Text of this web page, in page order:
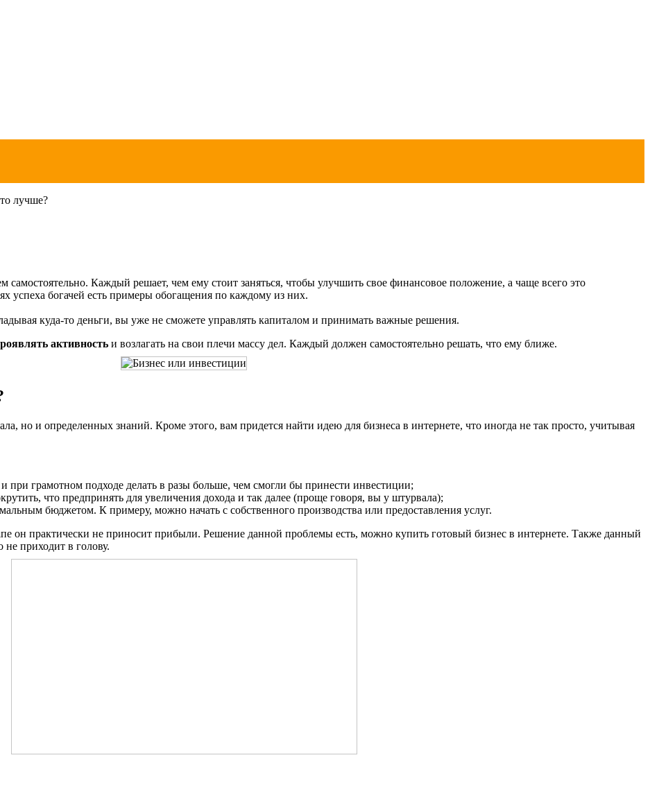
лучше?
Каждый решает, чем ему стоит заняться, чтобы улучшить свое финансовое положение, а чаще всего это
успеха богачей есть примеры обогащения по каждому из них.
куда-то деньги, вы уже не сможете управлять капиталом и принимать важные решения.
активность и возлагать на свои плечи массу дел. Каждый должен самостоятельно решать, что ему ближе.
но и определенных знаний. Кроме этого, вам придется найти идею для бизнеса в интернете, что иногда не так просто, учитывая
при грамотном подходе делать в разы больше, чем смогли бы принести инвестиции;
что предпринять для увеличения дохода и так далее (проще говоря, вы у штурвала);
бюджетом. К примеру, можно начать с собственного производства или предоставления услуг.
он практически не приносит прибыли. Решение данной проблемы есть, можно купить готовый бизнес в интернете. Также данный
приходит в голову.